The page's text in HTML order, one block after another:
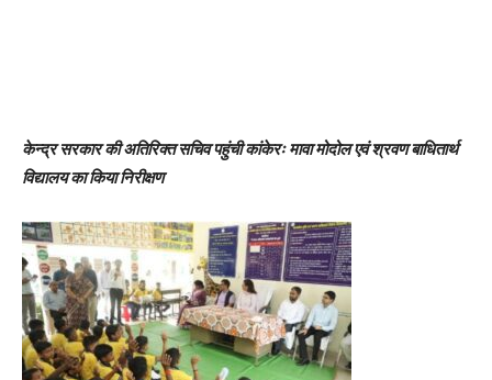
केन्द्र सरकार की अतिरिक्त सचिव पहुंची कांकेरः मावा मोदोल एवं श्रवण बाधितार्थ
विद्यालय का किया निरीक्षण